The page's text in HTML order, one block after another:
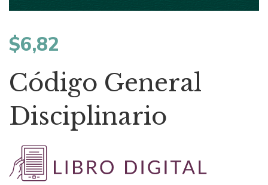
$6,82
Código General
Disciplinario